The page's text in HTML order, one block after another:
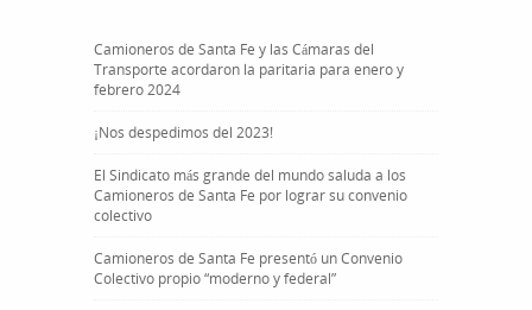
Camioneros de Santa Fe y las Cámaras del
Transporte acordaron la paritaria para enero y
febrero 2024
¡Nos despedimos del 2023!
El Sindicato más grande del mundo saluda a los
Camioneros de Santa Fe por lograr su convenio
colectivo
Camioneros de Santa Fe presentó un Convenio
Colectivo propio “moderno y federal”